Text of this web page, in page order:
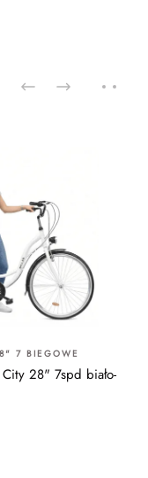
7 BIEGOWE
28" 7spd biało-